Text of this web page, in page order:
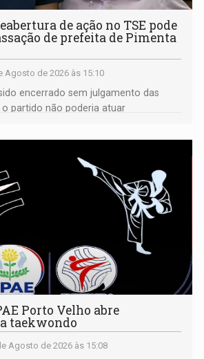
de ação no TSE pode
de prefeita de Pimenta
Agosto de 2026 às 15:10
encerrado sem julgamento das
partido não poderia atuar
Porto Velho abre
taekwondo
Agosto de 2026 às 15:08